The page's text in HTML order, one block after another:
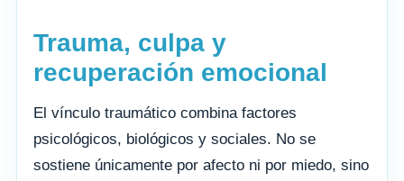
Trauma, culpa y
recuperación emocional
El vínculo traumático combina factores
psicológicos, biológicos y sociales. No se
sostiene únicamente por afecto ni por miedo, sino